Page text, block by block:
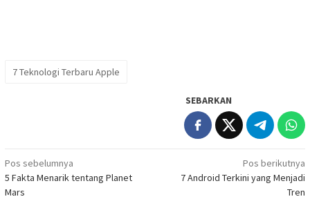
7 Teknologi Terbaru Apple
SEBARKAN
Navigasi
pos
Pos sebelumnya
5 Fakta Menarik tentang Planet
Mars
Pos berikutnya
7 Android Terkini yang Menjadi
Tren